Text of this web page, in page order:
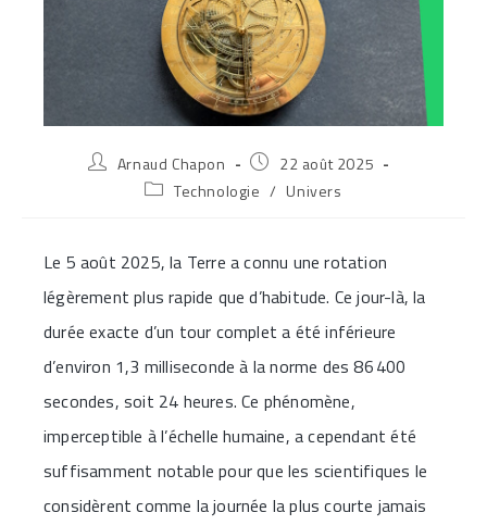
Auteur/autrice
Arnaud Chapon
Publication
publiée :
22 août 2025
PostTechnologie / Univers
Le 5 août 2025, la Terre a connu une rotation
légèrement plus rapide que d’habitude. Ce jour-là, la
durée exacte d’un tour complet a été inférieure
d’environ 1,3 milliseconde à la norme des 86 400
secondes, soit 24 heures. Ce phénomène,
imperceptible à l’échelle humaine, a cependant été
suffisamment notable pour que les scientifiques le
considèrent comme la journée la plus courte jamais